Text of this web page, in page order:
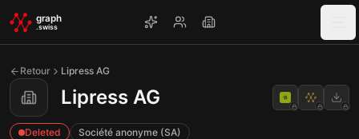
Skip to main content
graph
.swiss
Retour Lipress AG
Lipress AG
Deleted
Société anonyme (SA)